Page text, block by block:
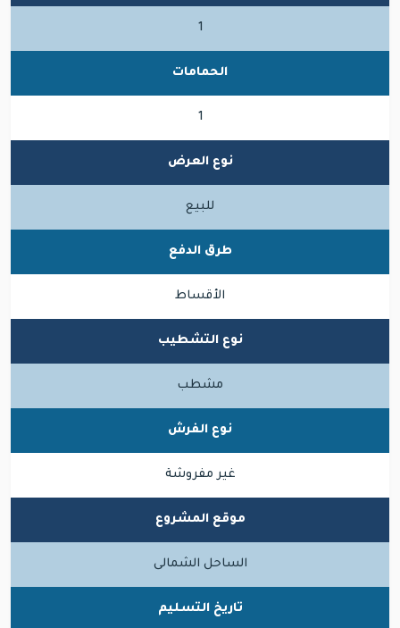
1
الحمامات
1
نوع العرض
للبيع
طرق الدفع
الأقساط
نوع التشطيب
مشطب
نوع الفرش
غير مفروشة
موقع المشروع
الساحل الشمالى
تاريخ التسليم